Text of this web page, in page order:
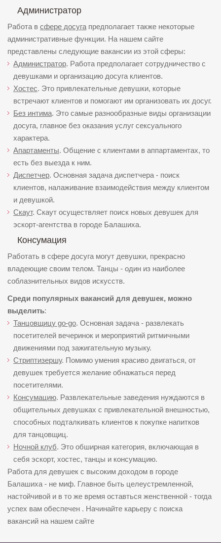
Администратор
Работа в сфере досуга предполагает также некоторые
административные функции. На нашем сайте
представлены следующие вакансии из этой сферы:
Администратор. Работа предполагает сотрудничество с
девушками и организацию досуга клиентов.
Хостес. Это привлекательные девушки, которые
встречают клиентов и помогают им организовать их досуг.
Без интима. Это самые разнообразные виды организации
досуга, главное без оказания услуг сексуального
характера.
Апартаменты. Общение с клиентами в аппартаментах, то
есть без выезда к ним.
Диспетчер. Основная задача диспетчера - поиск
клиентов, налаживание взаимодействия между клиентом
и девушкой.
Скаут. Скаут осуществляет поиск новых девушек для
эскорт-агентства в городе Балашиха.
Консумация
Работать в сфере досуга могут девушки, прекрасно
владеющие своим телом. Танцы - один из наиболее
соблазнительных видов искусств.
Среди популярных вакансий для девушек, можно
выделить:
Танцовщицу go-go. Основная задача - развлекать
посетителей вечеринок и мероприятий ритмичными
движениями под зажигательную музыку.
Стриптизершу. Помимо умения красиво двигаться, от
девушек требуется желание обнажаться перед
посетителями.
Консумацию. Развлекательные заведения нуждаются в
общительных девушках с привлекательной внешностью,
способных подталкивать клиентов к покупке напитков
для танцовщиц.
Ночной клуб. Это обширная категория, включающая в
себя эскорт, хостес, танцы и консумацию.
Работа для девушек с высоким доходом в городе
Балашиха - не миф. Главное быть целеустремленной,
настойчивой и в то же время оставться женственной - тогда
успех вам обеспечен . Начинайте карьеру с поиска
вакансий на нашем сайте